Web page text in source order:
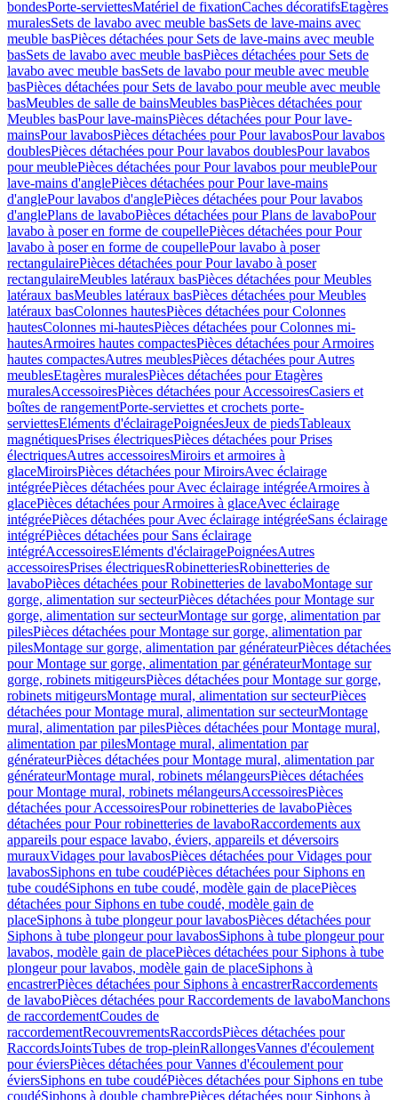
bondesPorte-serviettesMatériel de fixationCaches décoratifsEtagères
muralesSets de lavabo avec meuble basSets de lave-mains avec
meuble basPièces détachées pour Sets de lave-mains avec meuble
basSets de lavabo avec meuble basPièces détachées pour Sets de
lavabo avec meuble basSets de lavabo pour meuble avec meuble
basPièces détachées pour Sets de lavabo pour meuble avec meuble
basMeubles de salle de bainsMeubles basPièces détachées pour
Meubles basPour lave-mainsPièces détachées pour Pour lave-
mainsPour lavabosPièces détachées pour Pour lavabosPour lavabos
doublesPièces détachées pour Pour lavabos doublesPour lavabos
pour meublePièces détachées pour Pour lavabos pour meublePour
lave-mains d'anglePièces détachées pour Pour lave-mains
d'anglePour lavabos d'anglePièces détachées pour Pour lavabos
d'anglePlans de lavaboPièces détachées pour Plans de lavaboPour
lavabo à poser en forme de coupellePièces détachées pour Pour
lavabo à poser en forme de coupellePour lavabo à poser
rectangulairePièces détachées pour Pour lavabo à poser
rectangulaireMeubles latéraux basPièces détachées pour Meubles
latéraux basMeubles latéraux basPièces détachées pour Meubles
latéraux basColonnes hautesPièces détachées pour Colonnes
hautesColonnes mi-hautesPièces détachées pour Colonnes mi-
hautesArmoires hautes compactesPièces détachées pour Armoires
hautes compactesAutres meublesPièces détachées pour Autres
meublesEtagères muralesPièces détachées pour Etagères
muralesAccessoiresPièces détachées pour AccessoiresCasiers et
boîtes de rangementPorte-serviettes et crochets porte-
serviettesEléments d'éclairagePoignéesJeux de piedsTableaux
magnétiquesPrises électriquesPièces détachées pour Prises
électriquesAutres accessoiresMiroirs et armoires à
glaceMiroirsPièces détachées pour MiroirsAvec éclairage
intégréePièces détachées pour Avec éclairage intégréeArmoires à
glacePièces détachées pour Armoires à glaceAvec éclairage
intégréePièces détachées pour Avec éclairage intégréeSans éclairage
intégréPièces détachées pour Sans éclairage
intégréAccessoiresEléments d'éclairagePoignéesAutres
accessoiresPrises électriquesRobinetteriesRobinetteries de
lavaboPièces détachées pour Robinetteries de lavaboMontage sur
gorge, alimentation sur secteurPièces détachées pour Montage sur
gorge, alimentation sur secteurMontage sur gorge, alimentation par
pilesPièces détachées pour Montage sur gorge, alimentation par
pilesMontage sur gorge, alimentation par générateurPièces détachées
pour Montage sur gorge, alimentation par générateurMontage sur
gorge, robinets mitigeursPièces détachées pour Montage sur gorge,
robinets mitigeursMontage mural, alimentation sur secteurPièces
détachées pour Montage mural, alimentation sur secteurMontage
mural, alimentation par pilesPièces détachées pour Montage mural,
alimentation par pilesMontage mural, alimentation par
générateurPièces détachées pour Montage mural, alimentation par
générateurMontage mural, robinets mélangeursPièces détachées
pour Montage mural, robinets mélangeursAccessoiresPièces
détachées pour AccessoiresPour robinetteries de lavaboPièces
détachées pour Pour robinetteries de lavaboRaccordements aux
appareils pour espace lavabo, éviers, appareils et déversoirs
murauxVidages pour lavabosPièces détachées pour Vidages pour
lavabosSiphons en tube coudéPièces détachées pour Siphons en
tube coudéSiphons en tube coudé, modèle gain de placePièces
détachées pour Siphons en tube coudé, modèle gain de
placeSiphons à tube plongeur pour lavabosPièces détachées pour
Siphons à tube plongeur pour lavabosSiphons à tube plongeur pour
lavabos, modèle gain de placePièces détachées pour Siphons à tube
plongeur pour lavabos, modèle gain de placeSiphons à
encastrerPièces détachées pour Siphons à encastrerRaccordements
de lavaboPièces détachées pour Raccordements de lavaboManchons
de raccordementCoudes de
raccordementRecouvrementsRaccordsPièces détachées pour
RaccordsJointsTubes de trop-pleinRallongesVannes d'écoulement
pour éviersPièces détachées pour Vannes d'écoulement pour
éviersSiphons en tube coudéPièces détachées pour Siphons en tube
coudéSiphons à double chambrePièces détachées pour Siphons à